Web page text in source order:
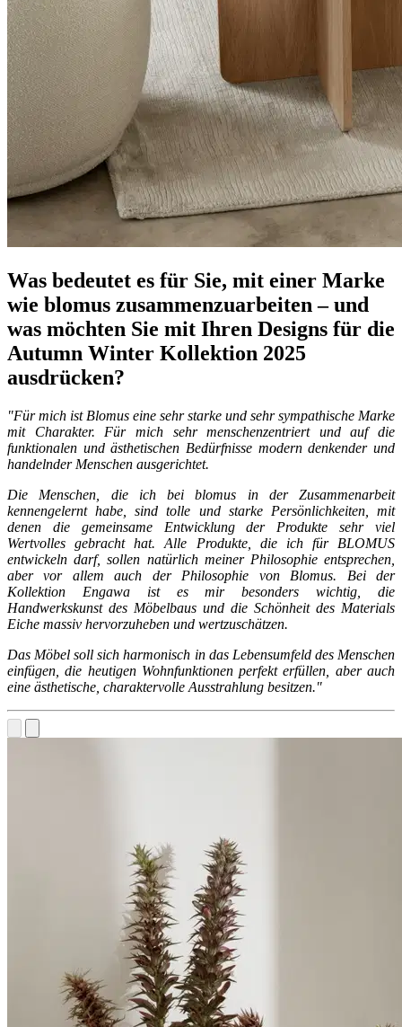
Was bedeutet es für Sie, mit einer Marke
wie blomus zusammenzuarbeiten – und
was möchten Sie mit Ihren Designs für die
Autumn Winter Kollektion 2025
ausdrücken?
"Für mich ist Blomus eine sehr starke und sehr sympathische Marke
mit Charakter. Für mich sehr menschenzentriert und auf die
funktionalen und ästhetischen Bedürfnisse modern denkender und
handelnder Menschen ausgerichtet.
Die Menschen, die ich bei blomus in der Zusammenarbeit
kennengelernt habe, sind tolle und starke Persönlichkeiten, mit
denen die gemeinsame Entwicklung der Produkte sehr viel
Wertvolles gebracht hat. Alle Produkte, die ich für BLOMUS
entwickeln darf, sollen natürlich meiner Philosophie entsprechen,
aber vor allem auch der Philosophie von Blomus. Bei der
Kollektion Engawa ist es mir besonders wichtig, die
Handwerkskunst des Möbelbaus und die Schönheit des Materials
Eiche massiv hervorzuheben und wertzuschätzen.
Das Möbel soll sich harmonisch in das Lebensumfeld des Menschen
einfügen, die heutigen Wohnfunktionen perfekt erfüllen, aber auch
eine ästhetische, charaktervolle Ausstrahlung besitzen."